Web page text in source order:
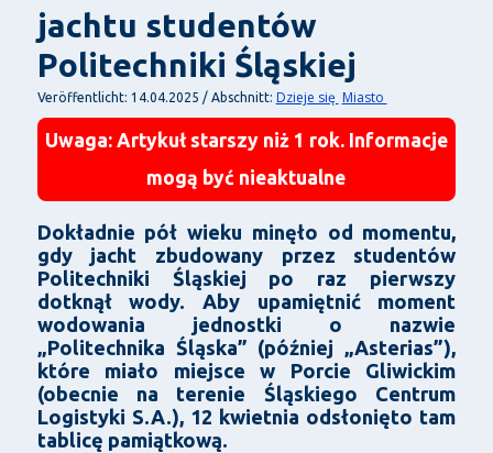
jachtu studentów
Politechniki Śląskiej
Veröffentlicht: 14.04.2025 / Abschnitt: Dzieje się Miasto
Uwaga: Artykuł starszy niż 1 rok. Informacje
mogą być nieaktualne
Dokładnie pół wieku minęło od momentu,
gdy jacht zbudowany przez studentów
Politechniki Śląskiej po raz pierwszy
dotknął wody. Aby upamiętnić moment
wodowania jednostki o nazwie
„Politechnika Śląska” (później „Asterias”),
które miało miejsce w Porcie Gliwickim
(obecnie na terenie Śląskiego Centrum
Logistyki S.A.), 12 kwietnia odsłonięto tam
tablicę pamiątkową.